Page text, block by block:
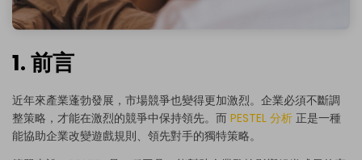
1. 前言
近年來產業蓬勃發展，市場競爭也變得更加激烈。企業必須不斷調
整策略，才能在激烈的競爭中保持領先。而 PESTEL 分析 正是一種
能協助企業改變遊戲規則、領先對手的獨特策略。